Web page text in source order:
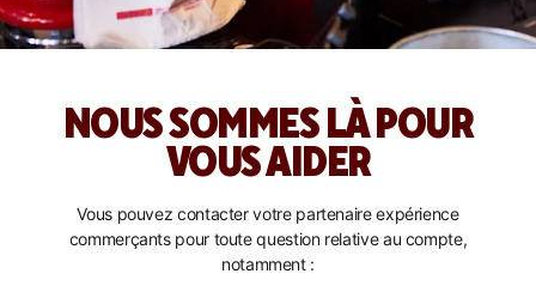
NOUS SOMMES LÀ POUR
VOUS AIDER
Vous pouvez contacter votre partenaire expérience
commerçants pour toute question relative au compte,
notamment :